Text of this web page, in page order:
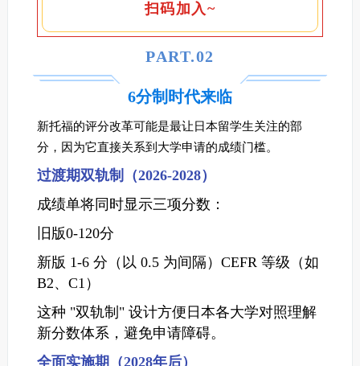
扫码加入~
PART.02
6分制时代来临
新托福的评分改革可能是最让日本留学生关注的部
分，因为它直接关系到大学申请的成绩门槛。
过渡期双轨制（2026-2028）
成绩单将同时显示三项分数：
旧版0-120分
新版 1-6 分（以 0.5 为间隔）CEFR 等级（如
B2、C1）
这种 "双轨制" 设计方便日本各大学对照理解
新分数体系，避免申请障碍。
全面实施期（2028年后）